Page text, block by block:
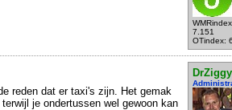
7.151
OTindex:
DrZiggy
reden dat er taxi's zijn. Het gemak
je ondertussen wel gewoon kan